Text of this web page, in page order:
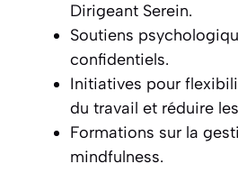
Dirigeant Serein.
Soutiens
confidentiels.
Initiatives pour
du travail et réduire
Formations sur la
mindfulness.